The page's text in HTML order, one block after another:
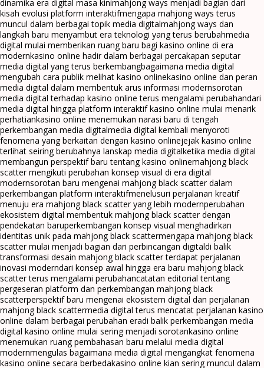
dinamika era digital masa kinimahjong ways menjadi bagian dari
kisah evolusi platform interaktifmengapa mahjong ways terus
muncul dalam berbagai topik media digitalmahjong ways dan
langkah baru menyambut era teknologi yang terus berubahmedia
digital mulai memberikan ruang baru bagi kasino online di era
modernkasino online hadir dalam berbagai percakapan seputar
media digital yang terus berkembangbagaimana media digital
mengubah cara publik melihat kasino onlinekasino online dan peran
media digital dalam membentuk arus informasi modernsorotan
media digital terhadap kasino online terus mengalami perubahandari
media digital hingga platform interaktif kasino online mulai menarik
perhatiankasino online menemukan narasi baru di tengah
perkembangan media digitalmedia digital kembali menyoroti
fenomena yang berkaitan dengan kasino onlinejejak kasino online
terlihat seiring berubahnya lanskap media digitalketika media digital
membangun perspektif baru tentang kasino onlinemahjong black
scatter mengikuti perubahan konsep visual di era digital
modernsorotan baru mengenai mahjong black scatter dalam
perkembangan platform interaktifmenelusuri perjalanan kreatif
menuju era mahjong black scatter yang lebih modernperubahan
ekosistem digital membentuk mahjong black scatter dengan
pendekatan baruperkembangan konsep visual menghadirkan
identitas unik pada mahjong black scattermengapa mahjong black
scatter mulai menjadi bagian dari perbincangan digitaldi balik
transformasi desain mahjong black scatter terdapat perjalanan
inovasi moderndari konsep awal hingga era baru mahjong black
scatter terus mengalami perubahancatatan editorial tentang
pergeseran platform dan perkembangan mahjong black
scatterperspektif baru mengenai ekosistem digital dan perjalanan
mahjong black scattermedia digital terus mencatat perjalanan kasino
online dalam berbagai perubahan eradi balik perkembangan media
digital kasino online mulai sering menjadi sorotankasino online
menemukan ruang pembahasan baru melalui media digital
modernmengulas bagaimana media digital mengangkat fenomena
kasino online secara berbedakasino online kian sering muncul dalam